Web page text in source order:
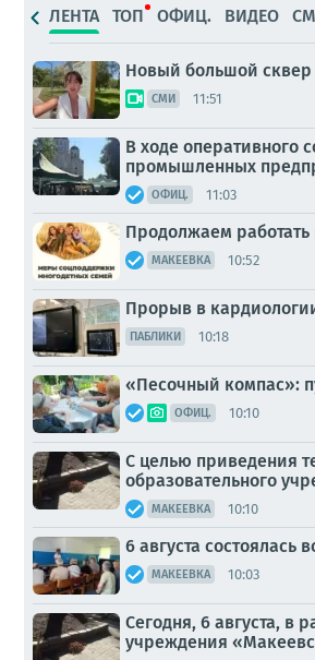
ЛЕНТА ТОП ОФИЦ. ВИДЕО
Новый большой сквер
СМИ 11:51
В ходе оперативного
промышленных
ОФИЦ. 11:03
Продолжаем
МАКЕЕВКА 10:52
Прорыв в
ПАБЛИКИ 10:18
«Песочный компас»:
ОФИЦ. 10:10
С целью приведения
образовательного
МАКЕЕВКА 10:10
6 августа состоялась
МАКЕЕВКА 10:03
Сегодня, 6 августа, в
учреждения